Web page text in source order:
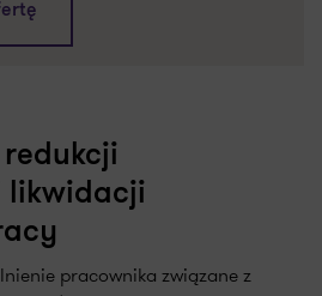
likwidacji
pracownika związane z